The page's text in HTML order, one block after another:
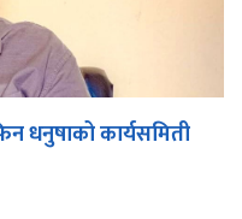
धनुषाको कार्यसमिती